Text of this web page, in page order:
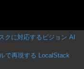
クに対応するビジョン AI
で再現する LocalStack